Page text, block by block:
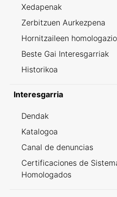
Xedapenak
Zerbitzuen Aurkezpena
Hornitzaileen
Beste Gai Interesgarriak
Historikoa
Interesgarria
Dendak
Katalogoa
Canal de denuncias
Certificaciones de
Homologados